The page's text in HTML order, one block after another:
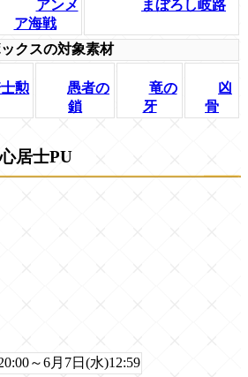
アンメ
ア海戦
まぼろし岐路
クスの対象素材
勲
愚者の
鎖
竜の
牙
凶
骨
居士PU
～6月7日(水)12:59